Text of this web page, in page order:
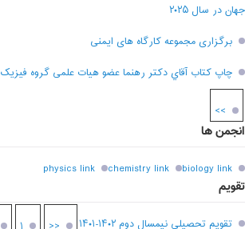
جهان در سال ۲۰۲۵
برگزاری مجموعه کارگاه های ایمنی
چاپ کتاب آقاي دکتر رهنما عضو هیات علمی گروه فیزیک
>>
انجمن ها
biology link
chemistry link
physics link
تقویم
تقویم تحصیلی نیمسال دوم ۱۴۰۲-۱۴۰۱